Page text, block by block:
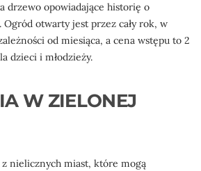
drzewo opowiadające historię o
otwarty jest przez cały rok, w
od miesiąca, a cena wstępu to 2
dzieci i młodzieży.
W ZIELONEJ
nielicznych miast, które mogą